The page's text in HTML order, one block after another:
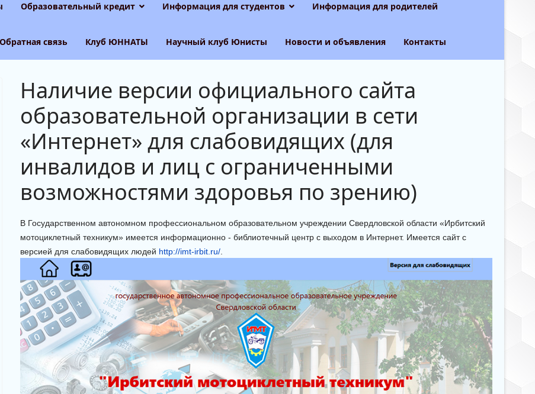
Образовательный кредит Информация для студентов Информация для родителей
Обратная связь Клуб ЮННАТЫ Научный клуб Юнисты Новости и объявления Контакты
Наличие версии официального сайта
образовательной организации в сети
«Интернет» для слабовидящих (для
инвалидов и лиц с ограниченными
возможностями здоровья по зрению)
В Государственном автономном профессиональном образовательном учреждении Свердловской области «Ирбитский
мотоциклетный техникум» имеется информационно - библиотечный центр с выходом в Интернет. Имеется сайт с
версией для слабовидящих людей http://imt-irbit.ru/